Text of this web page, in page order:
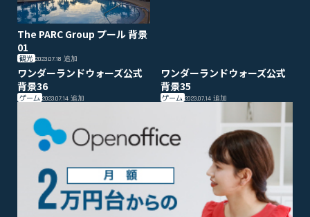
The PARC Group プール 背景
01
観光 2023.07.18 追加
ワンダーランドウォーズ公式
背景36
ゲーム 2023.07.14 追加
ワンダーランドウォーズ公式
背景35
ゲーム 2023.07.14追加